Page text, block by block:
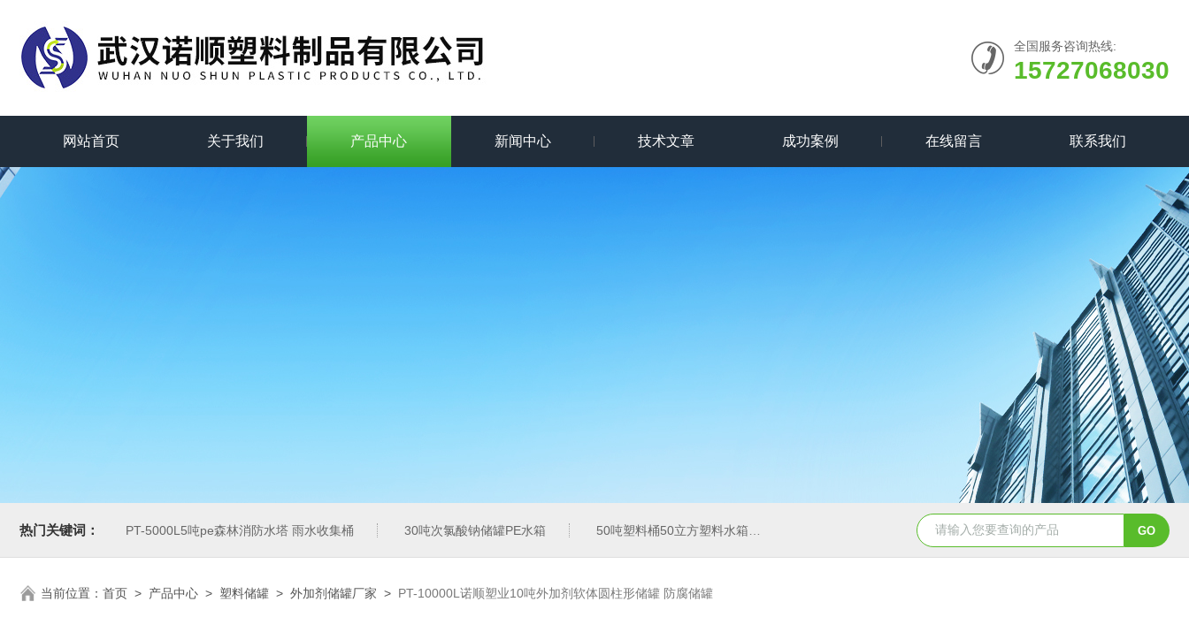
全国服务咨询热线:
15727068030
网站首页 关于我们 产品中心 新闻中心 技术文章 成功案例 在线留言 联系我们
热门关键词： PT-5000L5吨pe森林消防水塔 雨水收集桶 30吨次氯酸钠储罐PE水箱 50吨塑料桶50立方塑料水箱pe水箱 50吨pe塑料水箱储水罐 40吨PE塑料防腐储罐
当前位置： 首页 > 产品中心 > 塑料储罐 > 外加剂储罐厂家 > PT-10000L诺顺塑业10吨外加剂软体圆柱形储罐 防腐储罐